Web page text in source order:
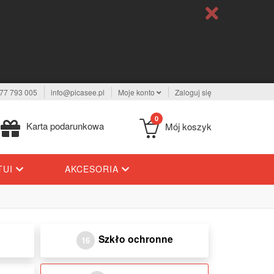
793 005 info@picasee.pl Moje konto Zaloguj się
Karta podarunkowa
0
Mój koszyk
AKCESORIA
16 Szkło ochronne